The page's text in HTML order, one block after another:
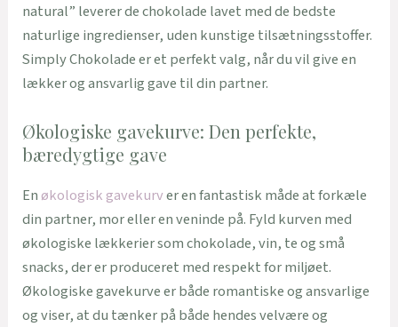
natural” leverer de chokolade lavet med de bedste
naturlige ingredienser, uden kunstige tilsætningsstoffer.
Simply Chokolade er et perfekt valg, når du vil give en
lækker og ansvarlig gave til din partner.
Økologiske gavekurve: Den perfekte,
bæredygtige gave
En økologisk gavekurver en fantastisk måde at forkæle
din partner, mor eller en veninde på. Fyld kurven med
økologiske lækkerier som chokolade, vin, te og små
snacks, der er produceret med respekt for miljøet.
Økologiske gavekurve er både romantiske og ansvarlige
og viser, at du tænker på både hendes velvære og